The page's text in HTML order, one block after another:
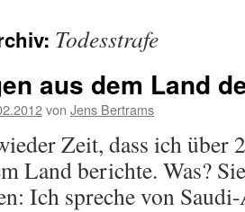
Todesstrafe
aus dem Land
von Jens Bertrams
Zeit, dass ich über
Land berichte. Was?
Ich spreche von